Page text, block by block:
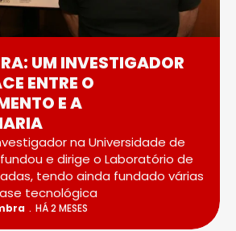
UM INVESTIGADOR
ENTRE O
E A
na Universidade de
e dirige o Laboratório de
tendo ainda fundado várias
tecnológica
HÁ 2 MESES